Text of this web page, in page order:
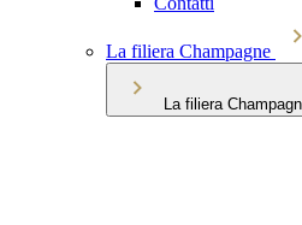
La filiera Champagne
La filiera